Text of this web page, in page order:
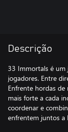
Descrição
33 Immortals é um
jogadores. Entre
Enfrente hordas
mais forte a cada
coordenar e
enfrentem juntos a